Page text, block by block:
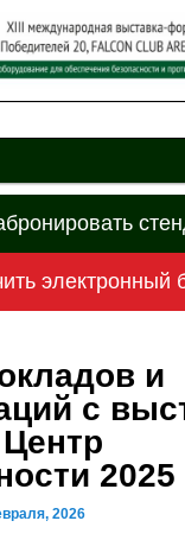
для
4-5 июня 2025,
электронный
и
с
2025
2026